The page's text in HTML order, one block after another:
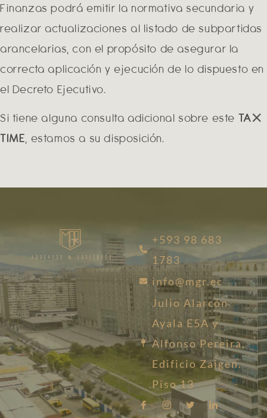
Finanzas podrá emitir la normativa secundaria y
realizar actualizaciones al listado de subpartidas
arancelarias, con el propósito de asegurar la
correcta aplicación y ejecución de lo dispuesto en
el Decreto Ejecutivo.
Si tiene alguna consulta adicional sobre este TAX
TIME, estamos a su disposición.
+593 98 683
1783
info@mgr.ec
Julio Alarcón
Ayala E5A y
Alfonso Pereira,
Edificio Zaigen.
Piso 13